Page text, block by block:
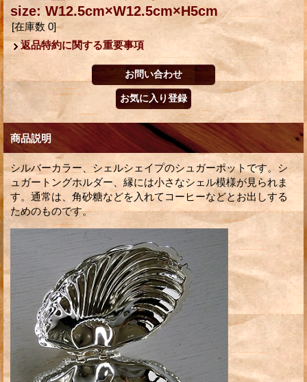
size: W12.5cm×W12.5cm×H5cm
[在庫数 0]
返品特約に関する重要事項
商品説明
シルバーカラー、シェルシェイプのシュガーポットです。シ
ュガートングホルダー、縁には小さなシェル模様が見られま
す。通常は、角砂糖などを入れてコーヒーなどとお出しする
ためのものです。